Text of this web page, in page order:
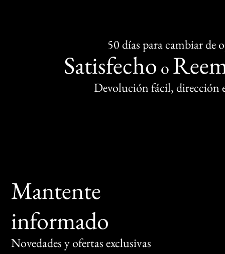
50 días para cambiar de
Satisfecho o
Devolución fácil, dirección
Mantente
informado
Novedades y ofertas exclusivas